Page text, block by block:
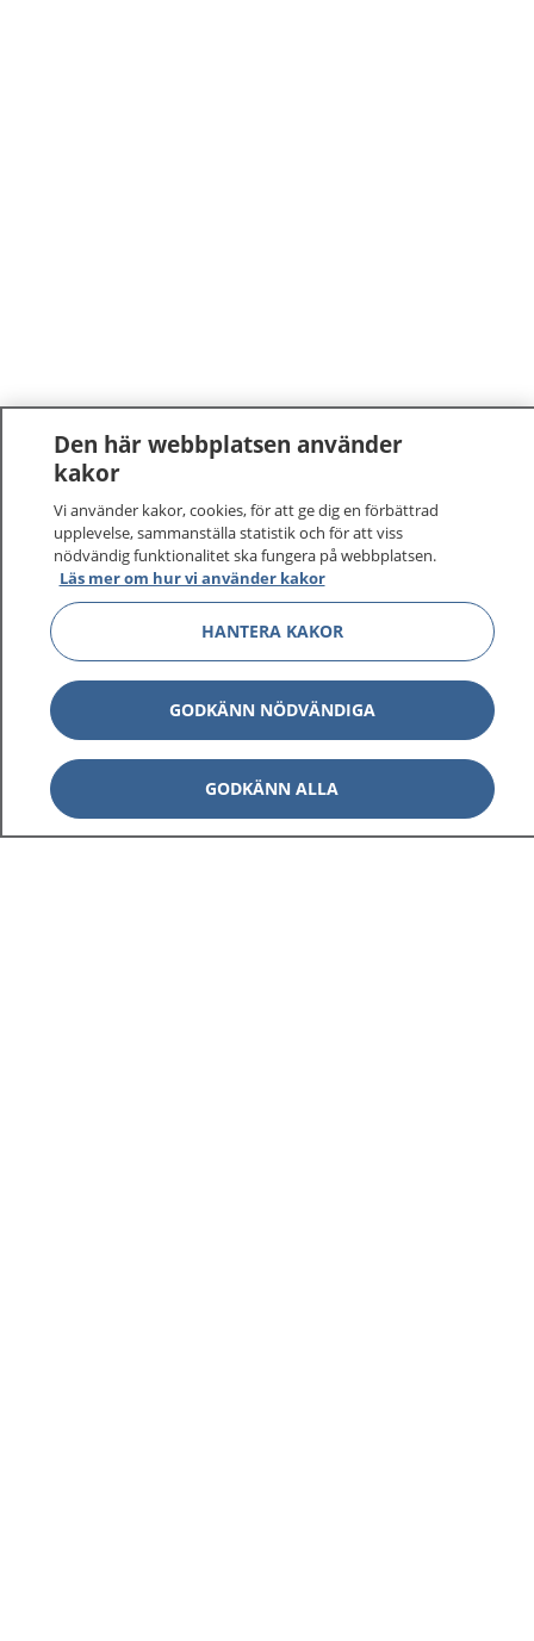
Den här webbplatsen använder
kakor
Vi använder kakor, cookies, för att ge dig en förbättrad
upplevelse, sammanställa statistik och för att viss
nödvändig funktionalitet ska fungera på webbplatsen.
Läs mer om hur vi använder kakor
HANTERA KAKOR
GODKÄNN NÖDVÄNDIGA
GODKÄNN ALLA